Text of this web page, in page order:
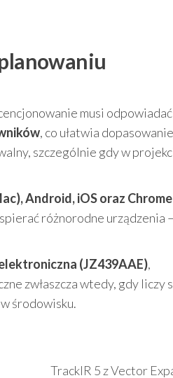
musi odpowiadać
, co ułatwia
szczególnie gdy w
Android, iOS oraz
różnorodne urządzenia
(JZ439AAE),
zwłaszcza wtedy, gdy liczy
środowisku.
TrackIR 5 z Vector